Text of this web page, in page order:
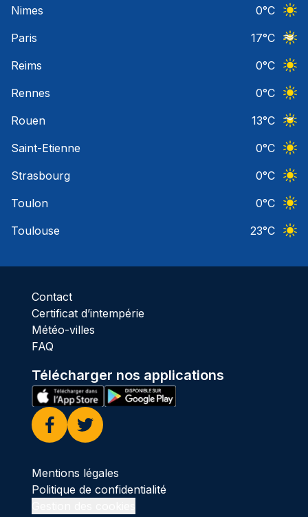
Nimes
0°C
Paris
17°C
Reims
0°C
Rennes
0°C
Rouen
13°C
Saint-Etienne
0°C
Strasbourg
0°C
Toulon
0°C
Toulouse
23°C
Contact
Certificat d’intempérie
Météo-villes
FAQ
Télécharger nos applications
Facebook
Twitter
Mentions légales
Politique de confidentialité